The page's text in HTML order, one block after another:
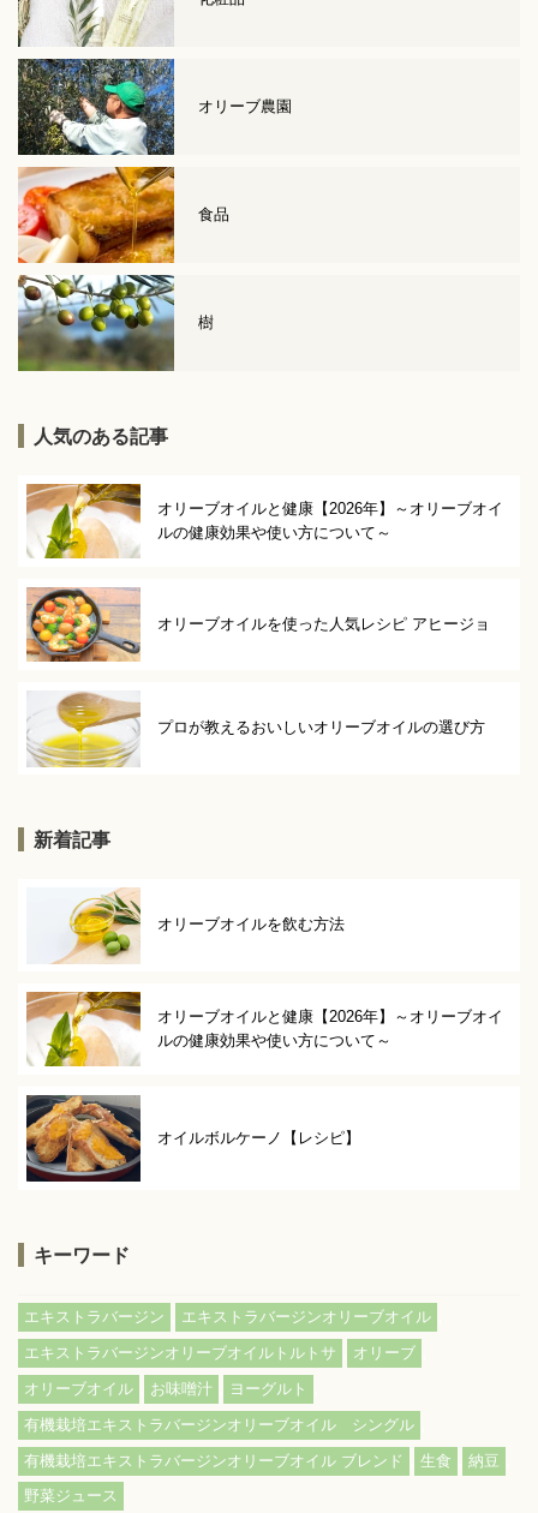
オリーブ農園
食品
樹
人気のある記事
オリーブオイルと健康【2026年】～オリーブオイ
ルの健康効果や使い方について～
オリーブオイルを使った人気レシピ アヒージョ
プロが教えるおいしいオリーブオイルの選び方
新着記事
オリーブオイルを飲む方法
オリーブオイルと健康【2026年】～オリーブオイ
ルの健康効果や使い方について～
オイルボルケーノ【レシピ】
キーワード
エキストラバージン エキストラバージンオリーブオイル
エキストラバージンオリーブオイルトルトサ オリーブ
オリーブオイル お味噌汁 ヨーグルト
有機栽培エキストラバージンオリーブオイル シングル
有機栽培エキストラバージンオリーブオイル ブレンド 生食 納豆
野菜ジュース